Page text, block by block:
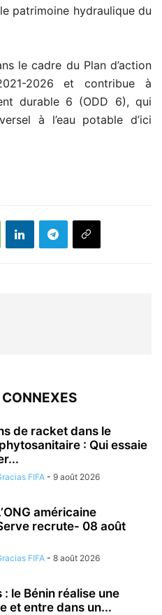
patrimoine hydraulique du
le cadre du Plan d’action
2026 et contribue à
durable 6 (ODD 6), qui
à l’eau potable d’ici
de racket dans le
: Qui essaie
FIFA - 9 août 2026
américaine
recrute- 08 août
FIFA - 8 août 2026
: le Bénin réalise une
et entre dans un...